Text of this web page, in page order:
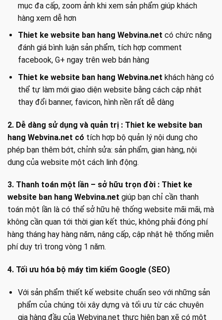
mục đa cấp, zoom ảnh khi xem sản phẩm giúp khách
hàng xem dễ hơn
Thiet ke website ban hang Webvina.net có chức năng
đánh giá bình luận sản phẩm, tích hợp comment
facebook, G+ ngay trên web bán hàng
Thiet ke website ban hang Webvina.net khách hàng có
thể tự làm mới giao diện website bằng cách cập nhật
thay đổi banner, favicon, hình nền rất dễ dàng
2. Dễ dàng sử dụng và quản trị : Thiet ke website ban
hang Webvina.net có tích hợp bộ quản lý nội dung cho
phép bạn thêm bớt, chỉnh sửa: sản phẩm, gian hàng, nội
dung của website một cách linh động.
3. Thanh toán một lần – sở hữu trọn đời : Thiet ke
website ban hang Webvina.net giúp bạn chỉ cần thanh
toán một lần là có thể sở hữu hệ thống website mãi mãi, mà
không cần quan tới thời gian kết thúc, không phải đóng phí
hàng tháng hay hàng năm, nâng cấp, cập nhật hệ thống miễn
phí duy trì trong vòng 1 năm.
4. Tối ưu hóa bộ máy tìm kiếm Google (SEO)
Với sản phẩm thiết kế website chuẩn seo với những sản
phẩm của chúng tôi xây dựng và tối ưu từ các chuyên
gia hàng đầu của Webvina.net thực hiện bạn xẽ có một